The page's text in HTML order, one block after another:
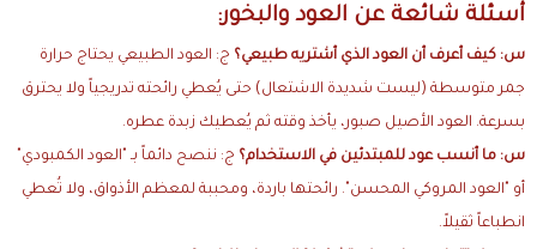
أسئلة شائعة عن العود والبخور:
س: كيف أعرف أن العود الذي أشتريه طبيعي؟ ج: العود الطبيعي يحتاج حرارة
جمر متوسطة (ليست شديدة الاشتعال) حتى يُعطي رائحته تدريجياً ولا يحترق
بسرعة. العود الأصيل صبور، يأخذ وقته ثم يُعطيك زبدة عطره.
س: ما أنسب عود للمبتدئين في الاستخدام؟ ج: ننصح دائماً بـ "العود الكمبودي"
أو "العود المروكي المحسن". رائحتها باردة، ومحببة لمعظم الأذواق، ولا تُعطي
انطباعاً ثقيلاً.